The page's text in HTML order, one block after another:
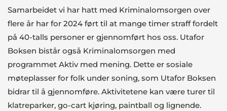
Samarbeidet vi har hatt med Kriminalomsorgen over
flere år har for 2024 ført til at mange timer straff fordelt
på 40-talls personer er gjennomført hos oss. Utafor
Boksen bistår også Kriminalomsorgen med
programmet Aktiv med mening. Dette er sosiale
møteplasser for folk under soning, som Utafor Boksen
bidrar til å gjennomføre. Aktivitetene kan være turer til
klatreparker, go-cart kjøring, paintball og lignende.